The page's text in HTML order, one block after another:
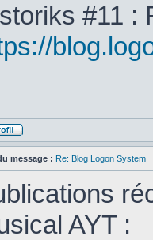
#11 :
message : Re: Blog Logon System
AYT :